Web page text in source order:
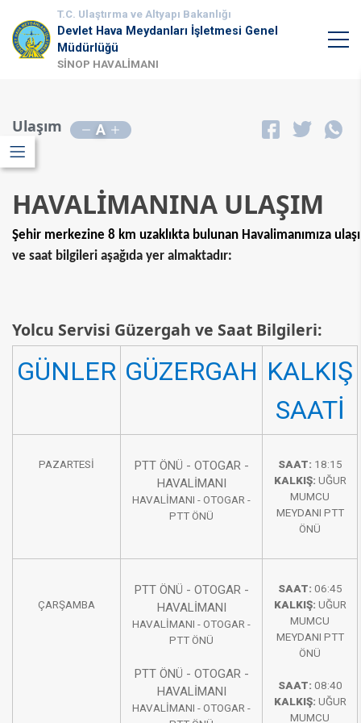
T.C. Ulaştırma ve Altyapı Bakanlığı
Devlet Hava Meydanları İşletmesi Genel
Müdürlüğü
SİNOP HAVALİMANI
Ulaşım A
HAVALİMANINA ULAŞIM
Şe hir merkezine 8 km uzaklıkta bulunan Havalimanımıza
ve saat bilgileri​​ aşağıda yer almaktadır:
Yolcu Servisi Güzergah ve Saat Bilgileri:
​​GÜNLER GÜZERGAH​ KALKIŞ
SAATİ
PAZARTESİ​
PTT ÖNÜ - OTOGAR -
HAVALİMANI
HAVALİMANI - OTOGAR -
PTT ÖNÜ
SAAT: 18:15
KALKIŞ: UĞUR
MUMCU
MEYDANI PTT
ÖNÜ
​ÇARŞAMBA
PTT ÖNÜ - OTOGAR -
HAVALİMANI
HAVALİMANI - OTOGAR -
PTT ÖNÜ
PTT ÖNÜ - OTOGAR -
HAVALİMANI
HAVALİMANI - OTOGAR -
SAAT: 06:45​
KALKIŞ: UĞUR
MUMCU
MEYDANI PTT
ÖNÜ
SAAT: 08:40​
KALKIŞ: UĞUR
MUMCU